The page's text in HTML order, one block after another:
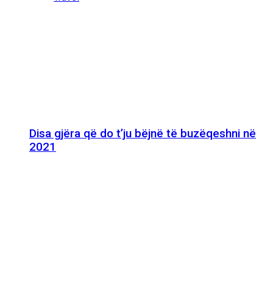
Disa gjëra që do t’ju bëjnë të buzëqeshni në
2021